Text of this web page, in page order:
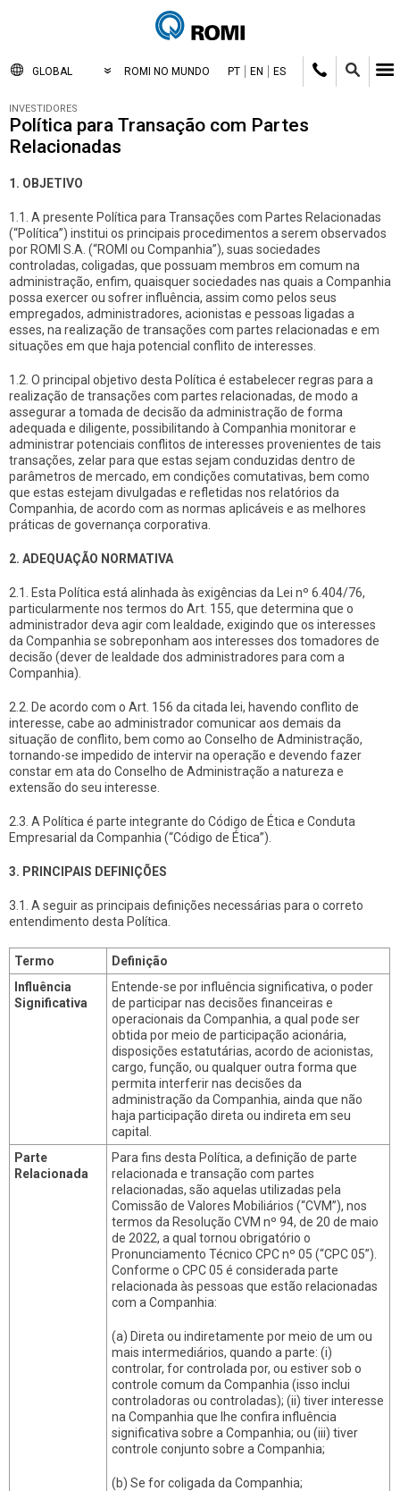
GLOBAL ROMI NO MUNDO PT EN ES
INVESTIDORES
Política para Transação com Partes
Relacionadas
1. OBJETIVO
1.1. A presente Política para Transações com Partes Relacionadas
(“Política”) institui os principais procedimentos a serem observados
por ROMI S.A. (“ROMI ou Companhia”), suas sociedades
controladas, coligadas, que possuam membros em comum na
administração, enfim, quaisquer sociedades nas quais a Companhia
possa exercer ou sofrer influência, assim como pelos seus
empregados, administradores, acionistas e pessoas ligadas a
esses, na realização de transações com partes relacionadas e em
situações em que haja potencial conflito de interesses.
1.2. O principal objetivo desta Política é estabelecer regras para a
realização de transações com partes relacionadas, de modo a
assegurar a tomada de decisão da administração de forma
adequada e diligente, possibilitando à Companhia monitorar e
administrar potenciais conflitos de interesses provenientes de tais
transações, zelar para que estas sejam conduzidas dentro de
parâmetros de mercado, em condições comutativas, bem como
que estas estejam divulgadas e refletidas nos relatórios da
Companhia, de acordo com as normas aplicáveis e as melhores
práticas de governança corporativa.
2. ADEQUAÇÃO NORMATIVA
2.1. Esta Política está alinhada às exigências da Lei nº 6.404/76,
particularmente nos termos do Art. 155, que determina que o
administrador deva agir com lealdade, exigindo que os interesses
da Companhia se sobreponham aos interesses dos tomadores de
decisão (dever de lealdade dos administradores para com a
Companhia).
2.2. De acordo com o Art. 156 da citada lei, havendo conflito de
interesse, cabe ao administrador comunicar aos demais da
situação de conflito, bem como ao Conselho de Administração,
tornando-se impedido de intervir na operação e devendo fazer
constar em ata do Conselho de Administração a natureza e
extensão do seu interesse.
2.3. A Política é parte integrante do Código de Ética e Conduta
Empresarial da Companhia (“Código de Ética”).
3. PRINCIPAIS DEFINIÇÕES
3.1. A seguir as principais definições necessárias para o correto
entendimento desta Política.
Termo
Definição
Influência
Significativa
Entende-se por influência significativa, o poder
de participar nas decisões financeiras e
operacionais da Companhia, a qual pode ser
obtida por meio de participação acionária,
disposições estatutárias, acordo de acionistas,
cargo, função, ou qualquer outra forma que
permita interferir nas decisões da
administração da Companhia, ainda que não
haja participação direta ou indireta em seu
capital.
Parte
Relacionada
Para fins desta Política, a definição de parte
relacionada e transação com partes
relacionadas, são aquelas utilizadas pela
Comissão de Valores Mobiliários (“CVM”), nos
termos da Resolução CVM nº 94, de 20 de maio
de 2022, a qual tornou obrigatório o
Pronunciamento Técnico CPC nº 05 (“CPC 05”).
Conforme o CPC 05 é considerada parte
relacionada às pessoas que estão relacionadas
com a Companhia:
(a) Direta ou indiretamente por meio de um ou
mais intermediários, quando a parte: (i)
controlar, for controlada por, ou estiver sob o
controle comum da Companhia (isso inclui
controladoras ou controladas); (ii) tiver interesse
na Companhia que lhe confira influência
significativa sobre a Companhia; ou (iii) tiver
controle conjunto sobre a Companhia;
(b) Se for coligada da Companhia;